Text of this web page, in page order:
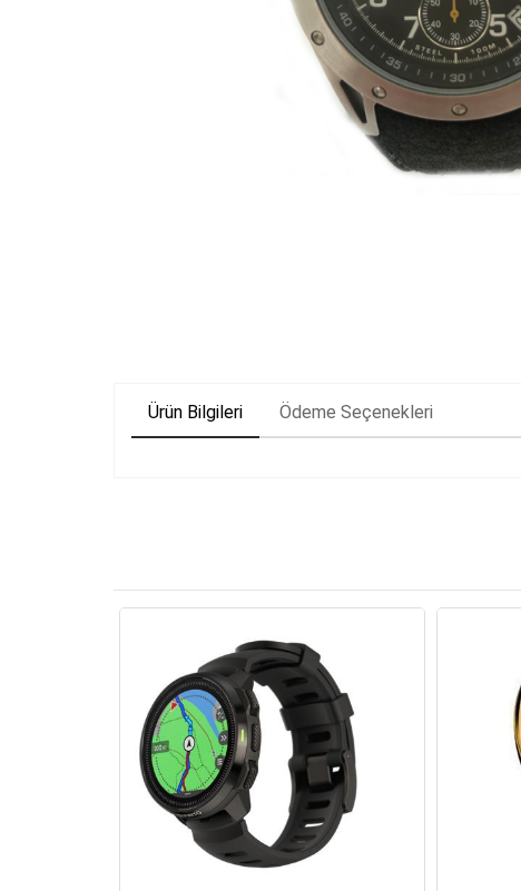
Ürün Bilgileri Ödeme Seçenekleri